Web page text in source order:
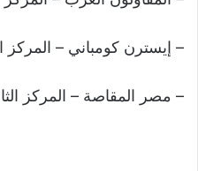
– إيسترن كومباني – المركز
– مصر المقاصة – المركز الثامن